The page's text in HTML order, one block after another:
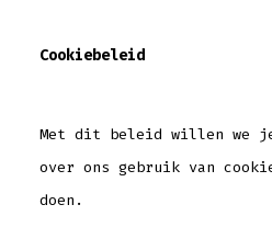
Cookiebeleid
Met dit beleid willen we
over ons gebruik van
doen.